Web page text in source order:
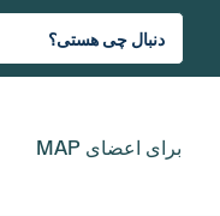
برای اعضای MAP